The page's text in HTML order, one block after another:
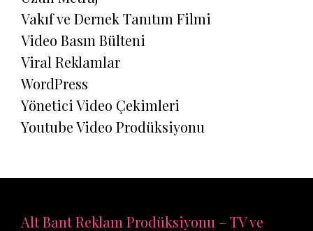
Vakıf ve Dernek Tanıtım Filmi
Video Basın Bülteni
Viral Reklamlar
WordPress
Yönetici Video Çekimleri
Youtube Video Prodüksiyonu
Alt Bant Reklam Prodüksiyonu – TV ve